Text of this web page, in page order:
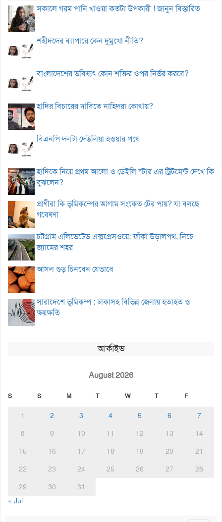
সকালে গরম পানি খাওয়া কতটা উপকারী ! জানুন বিস্তারিত
শহীদদের ব্যাপারে কেন দুমুখো নীতি?
বাংলাদেশের ভবিষ্যৎ কোন শক্তির ওপর নির্ভর করবে?
হাদির বিচারের দাবিতে নাহিদরা কোথায়?
বিএনপি দলটা দেউলিয়া হওয়ার পথে
হাদিকে নিয়ে প্রথম আলো ও ডেইলি স্টার এর ট্রিটমেন্ট দেখে কি
বুঝলেন?
প্রাণীরা কি ভূমিকম্পের আগাম সংকেত টের পায়? যা বলছে
গবেষণা
চট্টগ্রাম এলিভেটেড এক্সপ্রেসওয়ে: ফাঁকা উড়ালপথ, নিচে
জ্যামের শহর
আসল গুড় চিনবেন যেভাবে
সারাদেশে ভূমিকম্প : ঢাকাসহ বিভিন্ন জেলায় হতাহত ও
ক্ষয়ক্ষতি
আর্কাইভ
August 2026
S S M T W T F
1 2 3 4 5 6
7
8
9 10 11 12 13
14
15
16 17 18 19 20
21
22
23 24 25 26 27
28
29
30
31
« Jul